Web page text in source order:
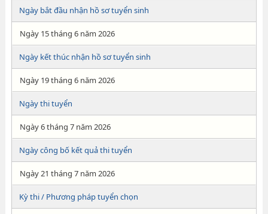
Ngày bắt đầu nhận hồ sơ tuyển sinh
Ngày 15 tháng 6 năm 2026
Ngày kết thúc nhận hồ sơ tuyển sinh
Ngày 19 tháng 6 năm 2026
Ngày thi tuyển
Ngày 6 tháng 7 năm 2026
Ngày công bố kết quả thi tuyển
Ngày 21 tháng 7 năm 2026
Kỳ thi / Phương pháp tuyển chọn